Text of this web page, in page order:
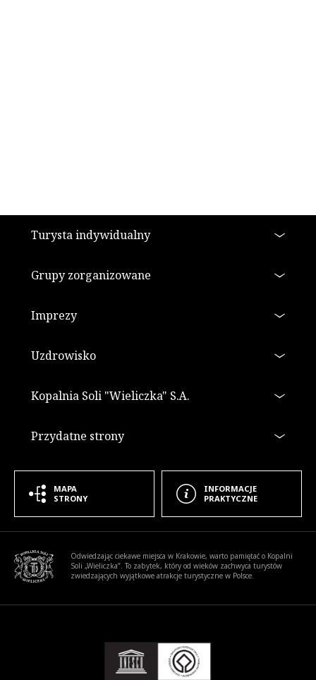
Stopka
Turysta indywidualny
Grupy zorganizowane
Imprezy
Uzdrowisko
Kopalnia Soli "Wieliczka" S.A.
Przydatne strony
Odwiedzając ciekawe miejsca w Krakowie, warto pamiętać o Kopalni
Soli „Wieliczka”. To zabytek, który od wieków zachwyca turystów
zwiedzających wyjątkowe atrakcje turystyczne w Polsce.
Informacje dodatkowe
MAPA
STRONY
INFORMACJE
PRAKTYCZNE